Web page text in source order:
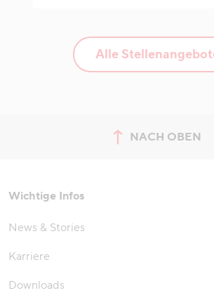
Alle
NACH OBEN
zum
Wichtige Infos
News & Stories
Karriere
Downloads